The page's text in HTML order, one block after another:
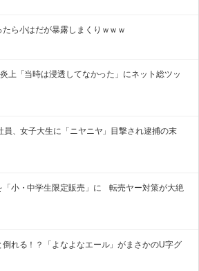
たら小はだが暴露しまくりｗｗｗ
上「当時は浸透してなかった」にネット総ツッ
員、女子大生に「ニヤニヤ」目撃され逮捕の末
「小・中学生限定販売」に 転売ヤー対策が大絶
倒れる！？「よなよなエール」がまさかのU字グ